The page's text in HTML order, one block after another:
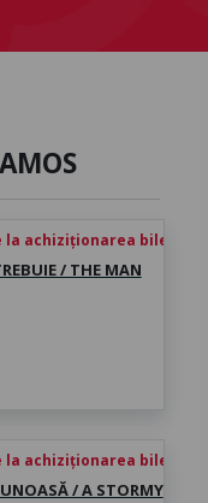
la achiziționarea biletului
/ THE MAN
la achiziționarea biletului
/ A STORMY